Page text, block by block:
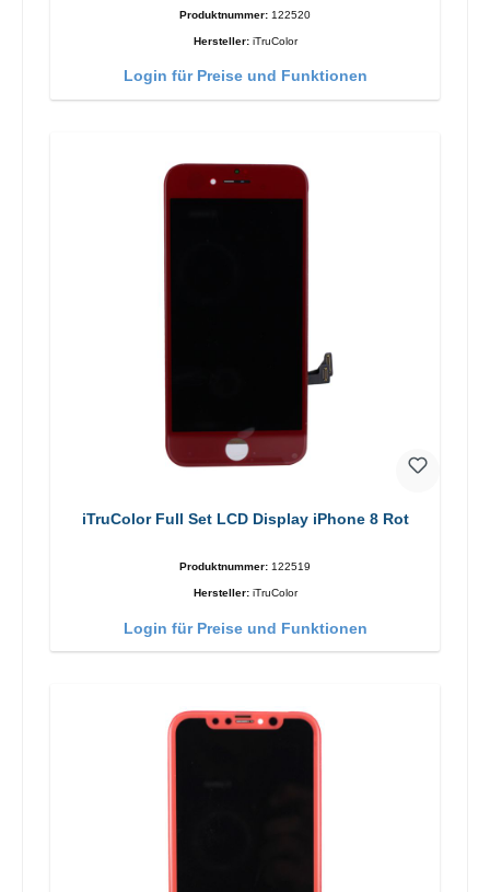
Produktnummer: 122520
Hersteller: iTruColor
Login für Preise und Funktionen
iTruColor Full Set LCD Display iPhone 8 Rot
Produktnummer: 122519
Hersteller: iTruColor
Login für Preise und Funktionen